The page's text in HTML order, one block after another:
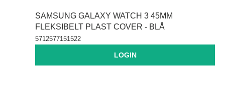
SAMSUNG GALAXY WATCH 3 45MM
FLEKSIBELT PLAST COVER - BLÅ
5712577151522
LOGIN